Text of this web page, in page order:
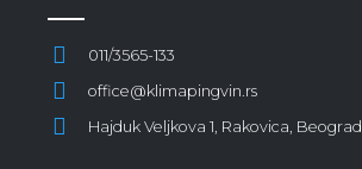
011/3565-133
office@klimapingvin.rs
Hajduk Veljkova 1, Rakovica, Beograd